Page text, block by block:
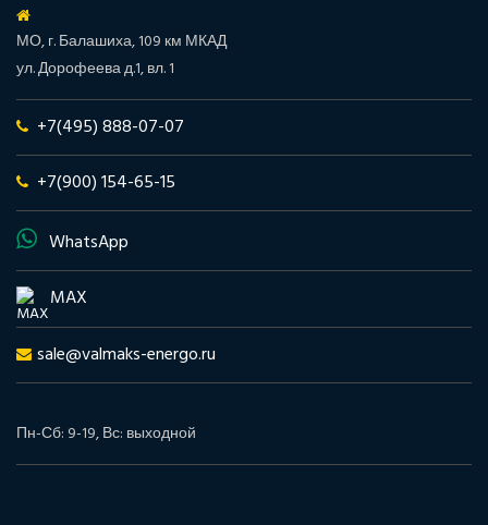
МО, г. Балашиха, 109 км МКАД
ул. Дорофеева д.1, вл. 1
+7(495) 888-07-07
+7(900) 154-65-15
WhatsApp
MAX
sale@valmaks-energo.ru
Пн-Сб: 9-19, Вс: выходной